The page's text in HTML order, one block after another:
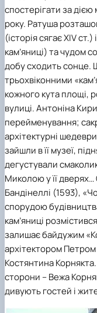
спостерігати за
року. Ратуша
(історія сягає ХІV
кам’яниці) та чудом
добу сходить сонце.
трьохвіконними
кожного кута площі,
вулиці. Антоніна
перейменування;
архітектурні
зайшли в її музеї,
дегустували
Миколою у її
Бандінеллі (1593),
спорудою
кам’яниці
залишає байдужим
архітектором
Костянтина
сторони – Вежа
дивують гостей і